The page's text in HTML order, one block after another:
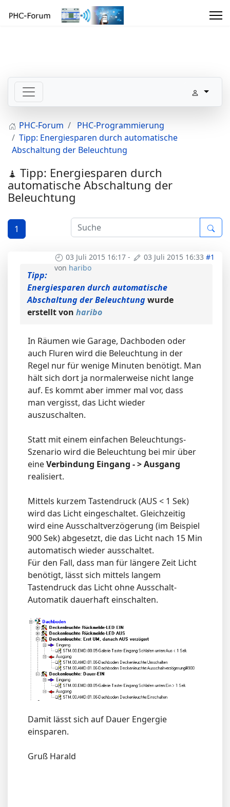
PHC-Forum
PHC-Programmierung
Tipp: Energiesparen durch automatische
Abschaltung der Beleuchtung
Tipp: Energiesparen durch
automatische Abschaltung der
Beleuchtung
1
03 Juli 2015 16:17 - 03 Juli 2015 16:33 #1
von haribo
Tipp:
Energiesparen durch automatische
Abschaltung der Beleuchtungwurde
erstellt von haribo
In Räumen wie Garage, Dachboden oder
auch Fluren wird die Beleuchtung in der
Regel nur für wenige Minuten benötigt. Man
hält sich dort ja normalerweise nicht lange
auf. Es kommt aber immer mal vor, dass
man vergisst, das Licht wieder
auszuschalten.
Statt mit einem einfachen Beleuchtungs-
Szenario wird die Beleuchtung bei mir über
eineVerbindung Eingang - > Ausgang
realisiert.
Mittels kurzem Tastendruck (AUS < 1 Sek)
wird das Licht eingeschaltet. Gleichzeitig
wird eine Ausschaltverzögerung (im Beispiel
900 Sek) abgesetzt, die das Licht nach 15 Min
automatisch wieder ausschaltet.
Für den Fall, dass man für längere Zeit Licht
benötigt, lässt sich mittels langem
Tastendruck das Licht ohne Ausschalt-
Automatik dauerhaft einschalten.
Damit lässt sich auf Dauer Engergie
einsparen.
Gruß Harald